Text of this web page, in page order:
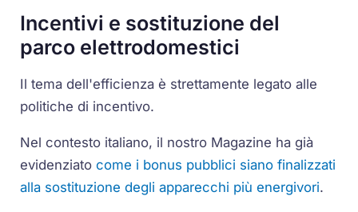
Incentivi e sostituzione del
parco elettrodomestici
Il tema dell'efficienza è strettamente legato alle
politiche di incentivo.
Nel contesto italiano, il nostro Magazine ha già
evidenziatocome i bonus pubblici siano finalizzati
alla sostituzione degli apparecchi più energivori.